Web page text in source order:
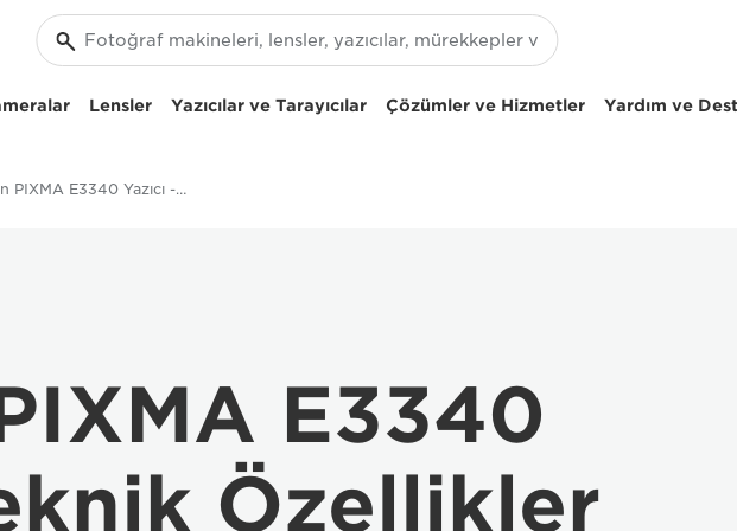
Lensler Yazıcılar ve Tarayıcılar Çözümler ve Hizmetler Yardım ve
Canon PIXMA E3340 Yazıcı - Teknik özellik
E3340
Özellikler